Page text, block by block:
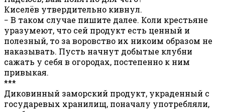
Киселёв утвердительно кивнул.
− В таком случае пишите далее. Коли крестьяне
уразумеют, что сей продукт есть ценный и
полезный, то за воровство их никоим образом не
наказывать. Пусть начнут добытые клубни
сажать у себя в огородах, постепенно к ним
привыкая.
***
Диковинный заморский продукт, украденный с
государевых хранилищ, поначалу употребляли,